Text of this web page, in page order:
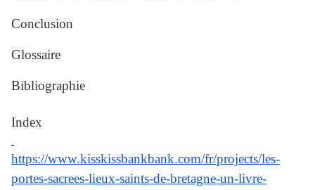
Conclusion
Glossaire
Bibliographie
Index
https://www.kisskissbankbank.com/fr/projects/les-
portes-sacrees-lieux-saints-de-bretagne-un-livre-